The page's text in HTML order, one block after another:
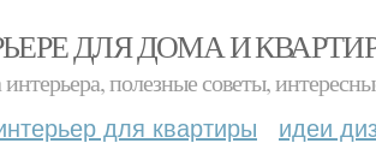
ДЛЯ ДОМА И
полезные советы,
для квартиры идеи